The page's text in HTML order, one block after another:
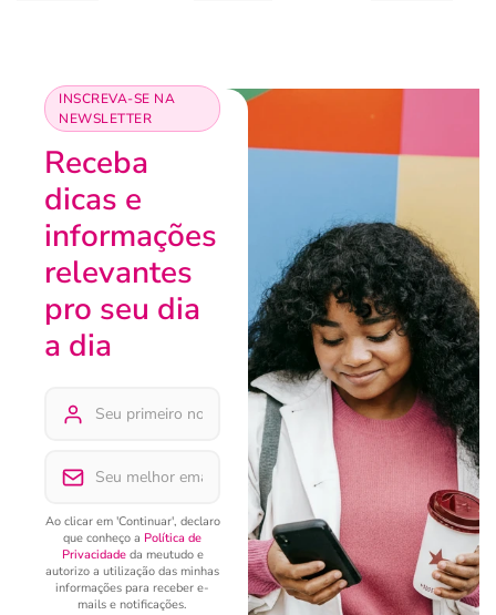
INSCREVA-SE NA
NEWSLETTER
Receba
dicas e
informações
relevantes
pro seu dia
a dia
Ao clicar em 'Continuar', declaro
que conheço a Política de
Privacidadeda meutudo e
autorizo a utilização das minhas
informações para receber e-
mails e notificações.